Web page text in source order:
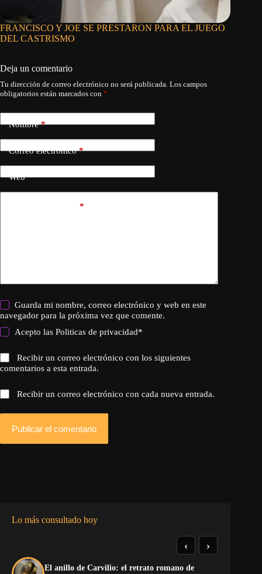
FRANCISCO Y JOE SE PRESTARON PARA EL JUEGO
DEL CASTRISMO
Deja un comentario
Tu dirección de correo electrónico no será publicada. Los campos
obligatorios están marcados con *
Nombre*
Correo electrónico*
Web
*
Guarda mi nombre, correo electrónico y web en este
navegador para la próxima vez que comente.
Acepto lasPoliticas de privacidad*
Recibir un correo electrónico con los siguientes
comentarios a esta entrada.
Recibir un correo electrónico con cada nueva entrada.
Publicar el comentario
Lo más consultado hoy
El anillo de Carvilio: el retrato romano de
‹ ›